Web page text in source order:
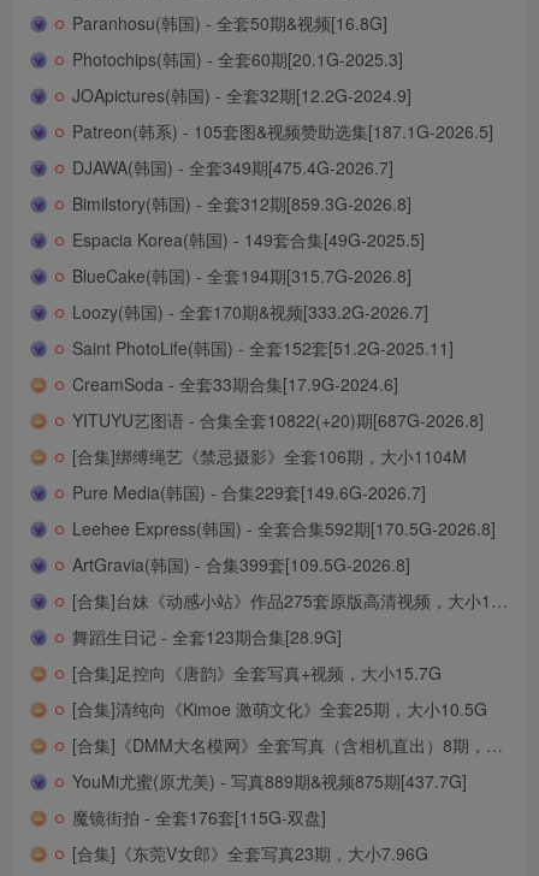
Paranhosu(韩国) - 全套50期&视频[16.8G]
Photochips(韩国) - 全套60期[20.1G-2025.3]
JOApictures(韩国) - 全套32期[12.2G-2024.9]
Patreon(韩系) - 105套图&视频赞助选集[187.1G-2026.5]
DJAWA(韩国) - 全套349期[475.4G-2026.7]
Bimilstory(韩国) - 全套312期[859.3G-2026.8]
Espacia Korea(韩国) - 149套合集[49G-2025.5]
BlueCake(韩国) - 全套194期[315.7G-2026.8]
Loozy(韩国) - 全套170期&视频[333.2G-2026.7]
Saint PhotoLife(韩国) - 全套152套[51.2G-2025.11]
CreamSoda - 全套33期合集[17.9G-2024.6]
YITUYU艺图语 - 合集全套10822(+20)期[687G-2026.8]
[合集]绑缚绳艺《禁忌摄影》全套106期，大小1104M
Pure Media(韩国) - 合集229套[149.6G-2026.7]
Leehee Express(韩国) - 全套合集592期[170.5G-2026.8]
ArtGravia(韩国) - 合集399套[109.5G-2026.8]
[合集]台妹《动感小站》作品275套原版高清视频，大小135G
舞蹈生日记 - 全套123期合集[28.9G]
[合集]足控向《唐韵》全套写真+视频，大小15.7G
[合集]清纯向《Kimoe 激萌文化》全套25期，大小10.5G
[合集]《DMM大名模网》全套写真（含相机直出）8期，大小6.87G
YouMi尤蜜(原尤美) - 写真889期&视频875期[437.7G]
魔镜街拍 - 全套176套[115G-双盘]
[合集]《东莞V女郎》全套写真23期，大小7.96G